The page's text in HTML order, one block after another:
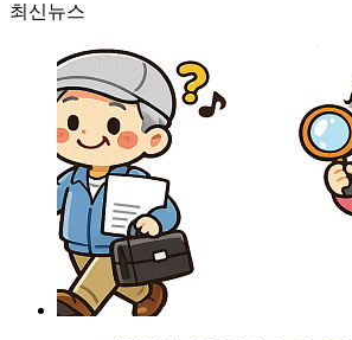
최신뉴스